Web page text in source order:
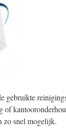
gebruikte
of
zo snel mogelijk.